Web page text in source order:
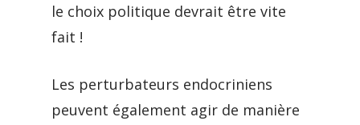
le choix politique devrait être vite
fait !
Les perturbateurs endocriniens
peuvent également agir de manière